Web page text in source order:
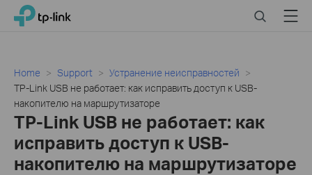
Click
navigation
bar
TP-Link, Reliably Smart SearchMenu
Home Support
Устранение неисправностей
TP-Link USB не работает: как исправить доступ к USB-
накопителю на маршрутизаторе
TP-Link USB не работает: как
исправить доступ к USB-
накопителю на маршрутизаторе